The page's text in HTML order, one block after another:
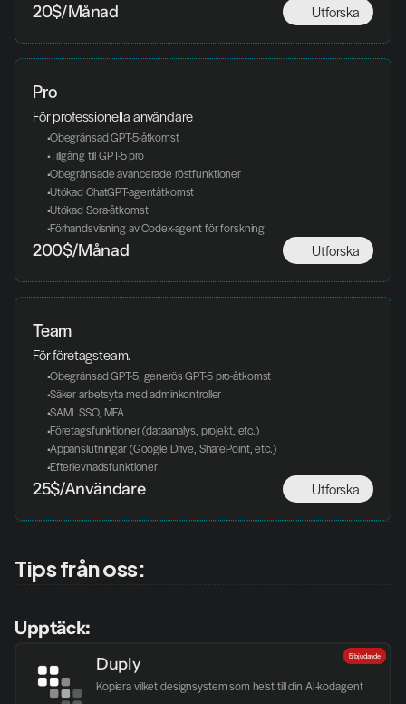
Utforska
20$/Månad
Pro
För professionella användare
Obegränsad GPT-5-åtkomst
Tillgång till GPT-5 pro
Obegränsade avancerade röstfunktioner
Utökad ChatGPT-agentåtkomst
Utökad Sora-åtkomst
Förhandsvisning av Codex-agent för forskning
Utforska
200$/Månad
Team
För företagsteam.
Obegränsad GPT-5, generös GPT-5 pro-åtkomst
Säker arbetsyta med adminkontroller
SAML SSO, MFA
Företagsfunktioner (dataanalys, projekt, etc.)
Appanslutningar (Google Drive, SharePoint, etc.)
Efterlevnadsfunktioner
Utforska
25$/Användare
Tips från oss:
Upptäck:
Duply
Kopiera vilket designsystem som helst till din AI-kodagent
Erbjudande